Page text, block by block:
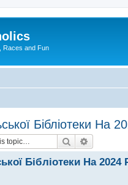
Races and Fun
Бібліотеки На
Search
Бібліотеки На 2024